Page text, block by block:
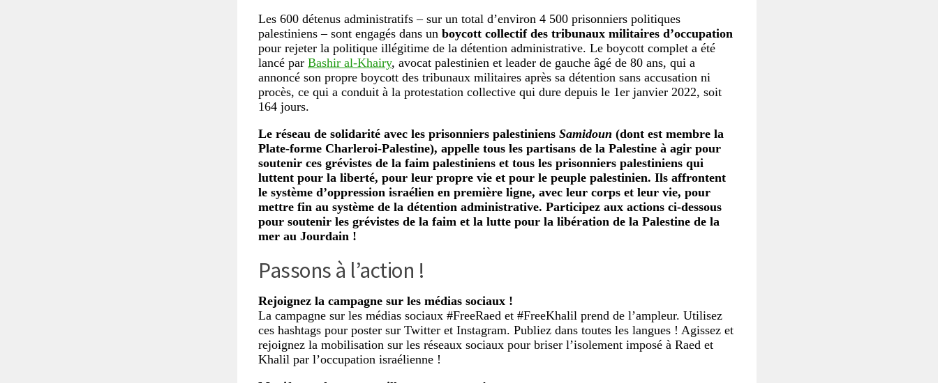
Les 600 détenus administratifs – sur un total d’environ 4 500 prisonniers politiques
palestiniens – sont engagés dans un boycott collectif des tribunaux militaires d’occupation
pour rejeter la politique illégitime de la détention administrative. Le boycott complet a été
lancé par Bashir al-Khairy, avocat palestinien et leader de gauche âgé de 80 ans, qui a
annoncé son propre boycott des tribunaux militaires après sa détention sans accusation ni
procès, ce qui a conduit à la protestation collective qui dure depuis le 1er janvier 2022, soit
164 jours.
Le réseau de solidarité avec les prisonniers palestiniens Samidoun (dont est membre la
Plate-forme Charleroi-Palestine), appelle tous les partisans de la Palestine à agir pour
soutenir ces grévistes de la faim palestiniens et tous les prisonniers palestiniens qui
luttent pour la liberté, pour leur propre vie et pour le peuple palestinien. Ils affrontent
le système d’oppression israélien en première ligne, avec leur corps et leur vie, pour
mettre fin au système de la détention administrative. Participez aux actions ci-dessous
pour soutenir les grévistes de la faim et la lutte pour la libération de la Palestine de la
mer au Jourdain !
Passons à l’action !
Rejoignez la campagne sur les médias sociaux !
La campagne sur les médias sociaux #FreeRaed et #FreeKhalil prend de l’ampleur. Utilisez
ces hashtags pour poster sur Twitter et Instagram. Publiez dans toutes les langues ! Agissez et
rejoignez la mobilisation sur les réseaux sociaux pour briser l’isolement imposé à Raed et
Khalil par l’occupation israélienne !